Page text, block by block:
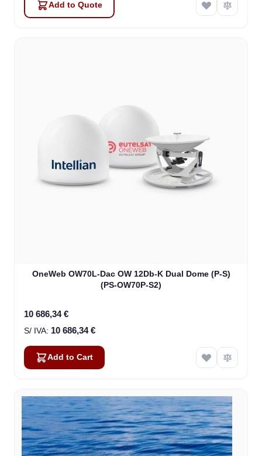
Add to Quote
OneWeb OW70L-Dac OW 12Db-K Dual Dome (P-S)
(PS-OW70P-S2)
10 686,34 €
10 686,34 €
Add to Cart